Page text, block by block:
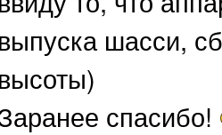
выпуска шасси,
высоты)
спасибо!